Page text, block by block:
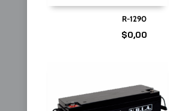
R-1290
$0,00